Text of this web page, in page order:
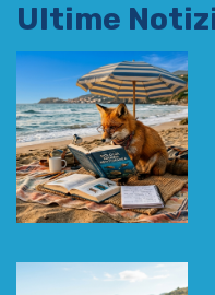
Ultime